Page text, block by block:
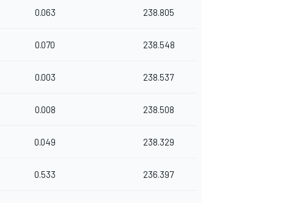
0.063 238.805
0.070 238.548
0.003 238.537
0.008 238.508
0.049 238.329
0.533 236.397